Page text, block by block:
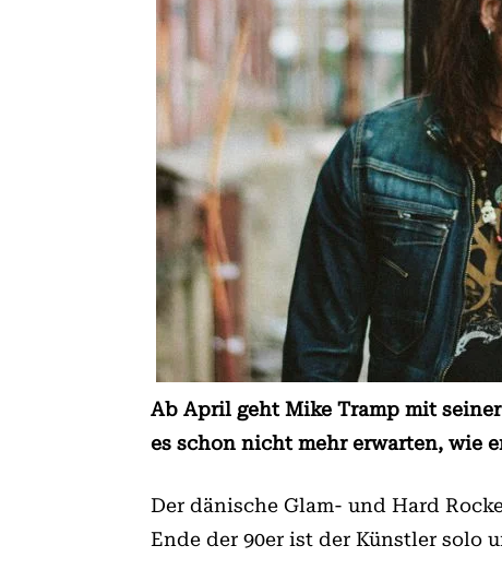
Ab April geht Mike Tramp mit
es schon nicht mehr erwarten, wie
Der dänische Glam- und Hard
Ende der 90er ist der Künstler solo